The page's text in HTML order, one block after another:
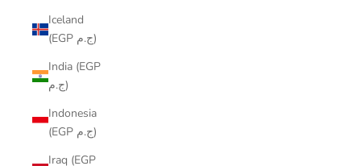
Iceland
(EGP ج.م)
India (EGP
ج.م)
Indonesia
(EGP ج.م)
Iraq (EGP